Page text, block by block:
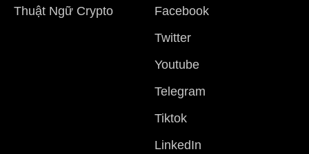
Thuật Ngữ Crypto
Facebook
Twitter
Youtube
Telegram
Tiktok
LinkedIn